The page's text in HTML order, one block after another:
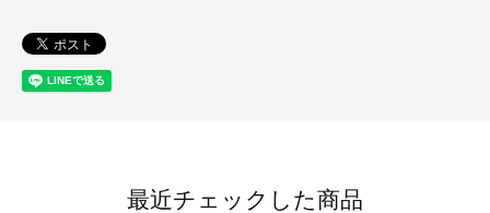
最近チェックした商品